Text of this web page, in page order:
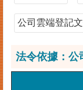
資
料
詢
公司雲端登記
法令依據：公